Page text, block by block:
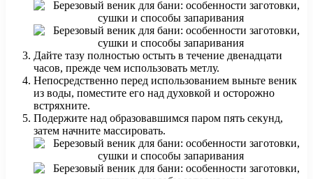
Дайте тазу полностью остыть в течение двенадцати
часов, прежде чем использовать метлу.
Непосредственно перед использованием выньте веник
из воды, поместите его над духовкой и осторожно
встряхните.
Подержите над образовавшимся паром пять секунд,
затем начните массировать.